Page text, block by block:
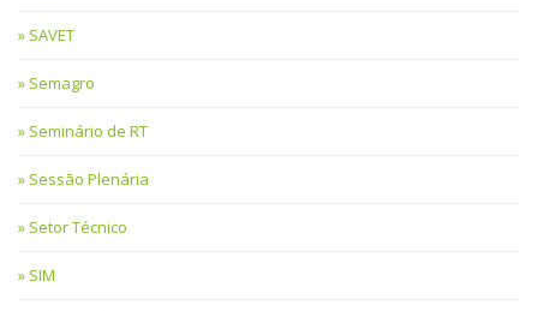
SAVET
Semagro
Seminário de RT
Sessão Plenária
Setor Técnico
SIM